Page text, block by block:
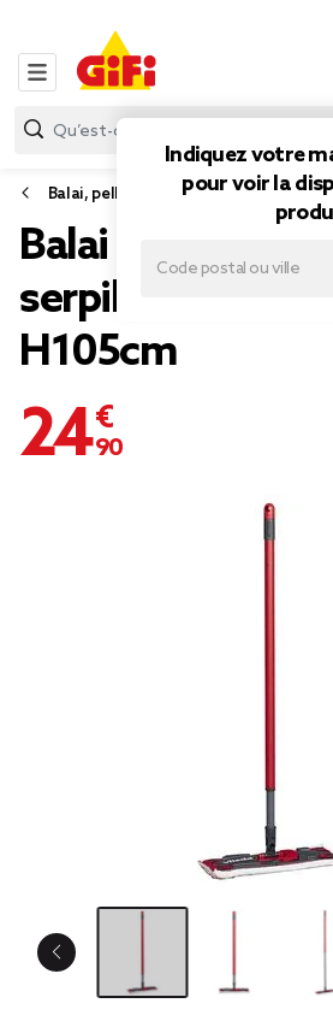
Indiquez votre
pour voir la
Balai, pelle et balayette
Balai plat Vileda
serpillère
H105cm
24,90 €